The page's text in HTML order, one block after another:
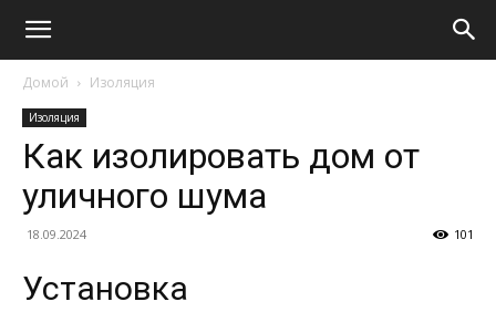
Домой Изоляция
Изоляция
Как изолировать дом от
уличного шума
18.09.2024 101
Установка